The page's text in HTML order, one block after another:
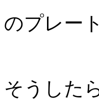
のプレー
そうした